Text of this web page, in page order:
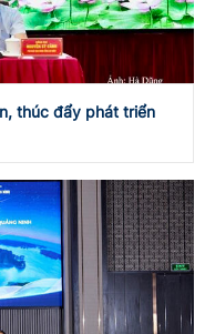
thúc đẩy phát triển